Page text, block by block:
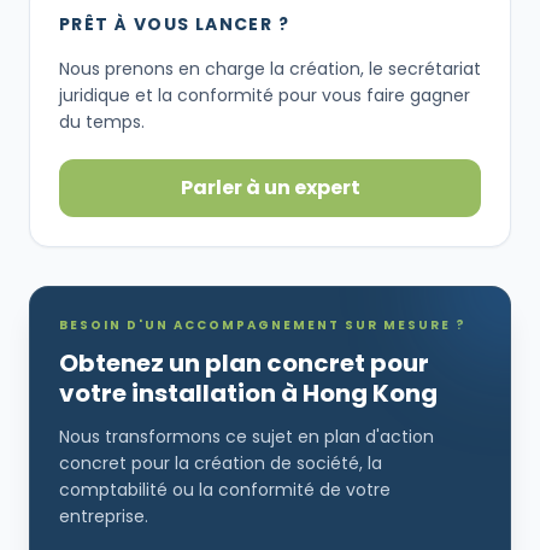
PRÊT À VOUS LANCER ?
Nous prenons en charge la création, le secrétariat
juridique et la conformité pour vous faire gagner
du temps.
Parler à un expert
BESOIN D'UN ACCOMPAGNEMENT SUR MESURE ?
Obtenez un plan concret pour
votre installation à Hong Kong
Nous transformons ce sujet en plan d'action
concret pour la création de société, la
comptabilité ou la conformité de votre
entreprise.